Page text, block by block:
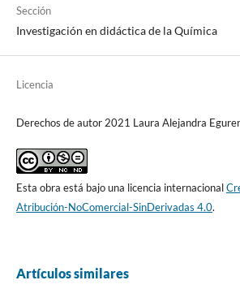
Sección
Investigación en didáctica de la Química
Licencia
Derechos de autor 2021 Laura Alejandra
Esta obra está bajo una licencia internacional
Atribución-NoComercial-SinDerivadas 4.0.
Artículos similares